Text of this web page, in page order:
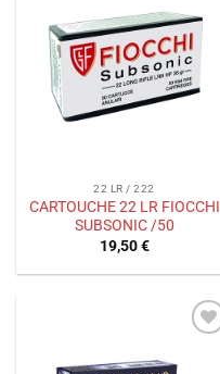
à la liste
de
souhaits
22 LR / 222
CARTOUCHE 22 LR FIOCCHI
SUBSONIC /50
19,50€
à la liste